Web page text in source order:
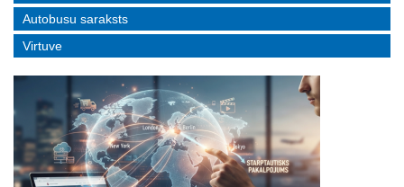
Autobusu saraksts
Virtuve